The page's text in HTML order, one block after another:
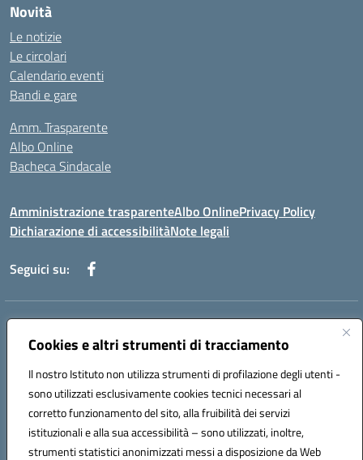
Cookies e altri strumenti di tracciamento
Il nostro Istituto non utilizza strumenti di profilazione degli utenti -
sono utilizzati esclusivamente cookies tecnici necessari al
corretto funzionamento del sito, alla fruibilità dei servizi
istituzionali e alla sua accessibilità – sono utilizzati, inoltre,
strumenti statistici anonimizzati messi a disposizione da Web
Novità
Le notizie
Le circolari
Calendario eventi
Bandi e gare
Amm. Trasparente
Albo Online
Bacheca Sindacale
Amministrazione trasparenteAlbo OnlinePrivacy Policy
Dichiarazione di accessibilitàNote legali
Seguici su:
Indirizzo:
Centralino:0881234514 - 0881752614 - 0881719420
Posta elettronica certificata (PEC):fgps010008@pec.istruzione.it
Codice fiscale: 80003140714
Codice meccanografico: FGPS010008